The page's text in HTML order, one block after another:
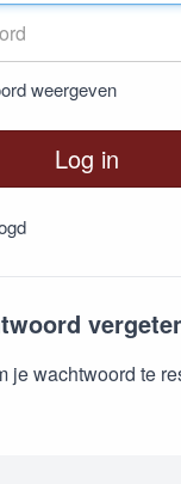
weergeven
Log in
je wachtwoord te